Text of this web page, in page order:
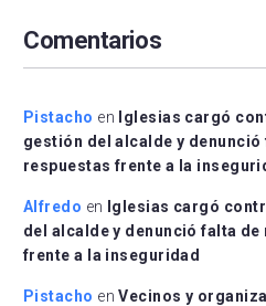
Comentarios
Pistacho en
Iglesias cargó
gestión del alcalde y denunció
respuestas frente a la
Alfredo en
Iglesias cargó
del alcalde y denunció falta de
frente a la inseguridad
Pistacho enVecinos y